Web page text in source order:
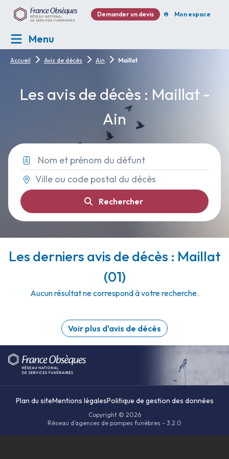
Demander un devis Mon espace
Menu
Accueil Avis de décès Ain Maillat
Les avis de décès : Maillat -
Ain
Rechercher
Les derniers avis de décès : Maillat
(01)
Aucun résultat ne correspond à votre recherche.
Voir plus d'avis de décès
Plan du siteMentions légalesPolitique de gestion des données
Copyright © 2026
Réseau d'agences de pompes funèbres - 3.2.0